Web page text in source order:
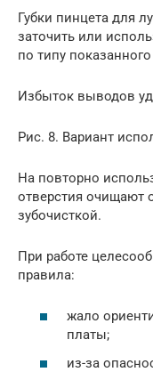
Губки пинцета для
заточить или
по типу
Избыток выводов
Рис. 8. Вариант
На повторно
отверстия очищают
зубочисткой.
При работе
правила:
жало
платы;
из-за